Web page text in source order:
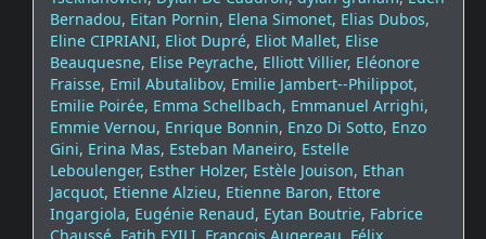
Bernadou, Eitan Pornin, Elena Simonet, Elias Dubos,
Eline CIPRIANI, Eliot Dupré, Eliot Mallet, Elise
Beauquesne, Elise Peyrache, Elliott Villier, Eléonore
Fraisse, Emil Abutalibov, Emilie Jambert--Philippot,
Emilie Poirée, Emma Schellbach, Emmanuel Arrighi,
Emmie Vernou, Enrique Bonnin, Enzo Di Sotto, Enzo
Gini, Erina Mas, Esteban Maneiro, Estelle
Leboulenger, Esther Holzer, Estèle Jouison, Ethan
Jacquot, Etienne Alzieu, Etienne Baron, Ettore
Ingargiola, Eugénie Renaud, Eytan Boutrie, Fabrice